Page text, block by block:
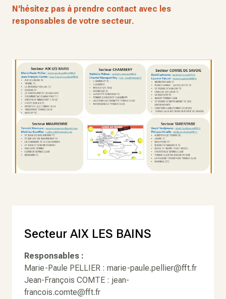
N'hésitez pas à prendre contact avec les
responsables de votre secteur.
Secteur AIX LES BAINS
Responsables :
Marie-Paule PELLIER : marie-paule.pellier@fft.fr
Jean-François COMTE : jean-
francois.comte@fft.fr